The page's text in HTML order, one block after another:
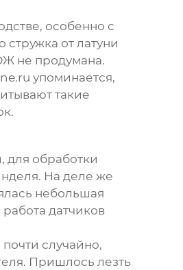
особенно с
от латуни
не продумана.
упоминается,
такие
для обработки
На деле же
небольшая
датчиков
случайно,
Пришлось лезть